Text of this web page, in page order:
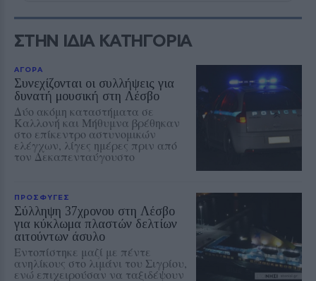
ΣΤΗΝ ΙΔΙΑ ΚΑΤΗΓΟΡΙΑ
ΑΓΟΡΑ
Συνεχίζονται οι συλλήψεις για
δυνατή μουσική στη Λέσβο
Δύο ακόμη καταστήματα σε
Καλλονή και Μήθυμνα βρέθηκαν
στο επίκεντρο αστυνομικών
ελέγχων, λίγες ημέρες πριν από
τον Δεκαπενταύγουστο
ΠΡΟΣΦΥΓΕΣ
Σύλληψη 37χρονου στη Λέσβο
για κύκλωμα πλαστών δελτίων
αιτούντων άσυλο
Εντοπίστηκε μαζί με πέντε
ανηλίκους στο λιμάνι του Σιγρίου,
ενώ επιχειρούσαν να ταξιδέψουν